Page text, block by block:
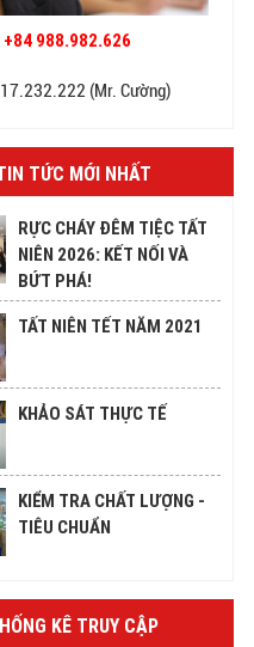
988.982.626
(Mr. Cường)
TỨC MỚI NHẤT
RỰC CHÁY ĐÊM TIỆC TẤT
NIÊN 2026: KẾT NỐI VÀ
BỨT PHÁ!
TẤT NIÊN TẾT NĂM 2021
KHẢO SÁT THỰC TẾ
KIỂM TRA CHẤT LƯỢNG -
TIÊU CHUẨN
KÊ TRUY CẬP